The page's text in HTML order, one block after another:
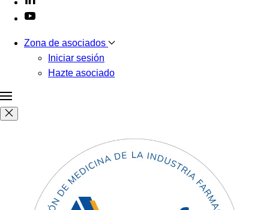
Zona de asociados
Iniciar sesión
Hazte asociado